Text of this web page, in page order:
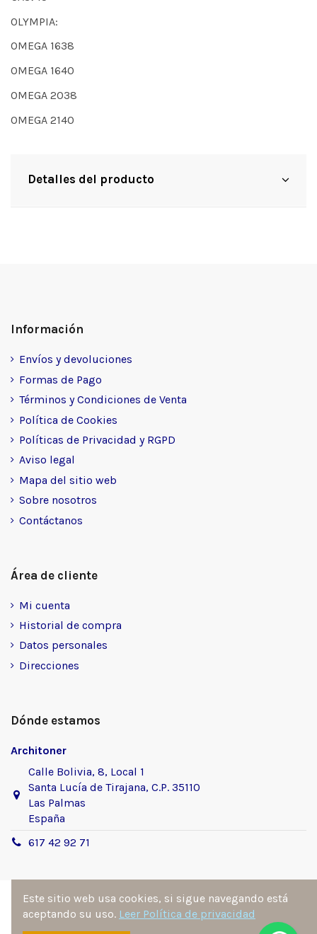
OLYMPIA:
OMEGA 1638
OMEGA 1640
OMEGA 2038
OMEGA 2140
Detalles del producto
Información
Envíos y devoluciones
Formas de Pago
Términos y Condiciones de Venta
Política de Cookies
Políticas de Privacidad y RGPD
Aviso legal
Mapa del sitio web
Sobre nosotros
Contáctanos
Área de cliente
Mi cuenta
Historial de compra
Datos personales
Direcciones
Dónde estamos
Architoner
Calle Bolivia, 8, Local 1
Santa Lucía de Tirajana, C.P. 35110
Las Palmas
España
617 42 92 71
Este sitio web usa cookies, si sigue navegando está
aceptando su uso. Leer Política de privacidad